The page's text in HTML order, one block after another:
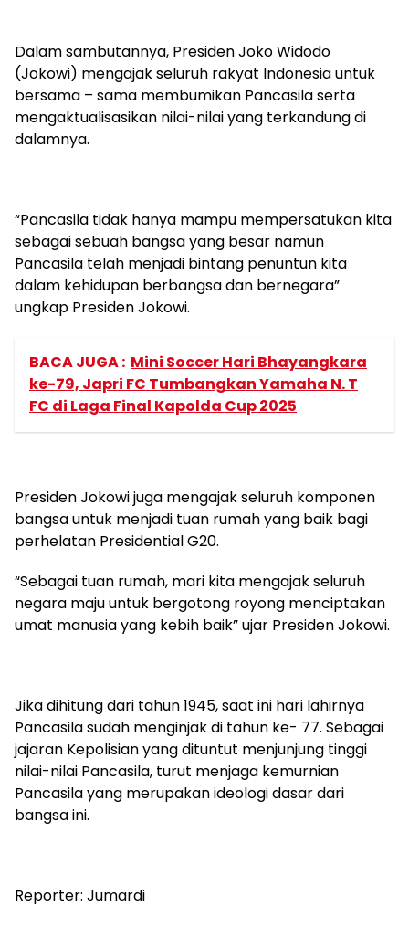
Dalam sambutannya, Presiden Joko Widodo
(Jokowi) mengajak seluruh rakyat Indonesia untuk
bersama – sama membumikan Pancasila serta
mengaktualisasikan nilai-nilai yang terkandung di
dalamnya.
“Pancasila tidak hanya mampu mempersatukan kita
sebagai sebuah bangsa yang besar namun
Pancasila telah menjadi bintang penuntun kita
dalam kehidupan berbangsa dan bernegara”
ungkap Presiden Jokowi.
BACA JUGA : Mini Soccer Hari Bhayangkara
ke-79, Japri FC Tumbangkan Yamaha N. T
FC di Laga Final Kapolda Cup 2025
Presiden Jokowi juga mengajak seluruh komponen
bangsa untuk menjadi tuan rumah yang baik bagi
perhelatan Presidential G20.
“Sebagai tuan rumah, mari kita mengajak seluruh
negara maju untuk bergotong royong menciptakan
umat manusia yang kebih baik” ujar Presiden Jokowi.
Jika dihitung dari tahun 1945, saat ini hari lahirnya
Pancasila sudah menginjak di tahun ke- 77. Sebagai
jajaran Kepolisian yang dituntut menjunjung tinggi
nilai-nilai Pancasila, turut menjaga kemurnian
Pancasila yang merupakan ideologi dasar dari
bangsa ini.
Reporter: Jumardi